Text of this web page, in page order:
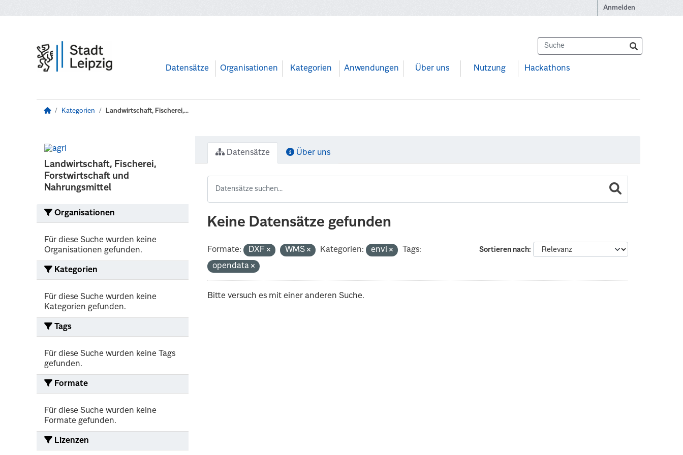
Anmelden
Datensätze Organisationen Kategorien Anwendungen Über uns Nutzung Hackathons
Kategorien Landwirtschaft, Fischerei,...
Landwirtschaft, Fischerei,
Forstwirtschaft und
Nahrungsmittel
Organisationen
Für diese Suche wurden keine
Organisationen gefunden.
Kategorien
Für diese Suche wurden keine
Kategorien gefunden.
Tags
Für diese Suche wurden keine Tags
gefunden.
Formate
Für diese Suche wurden keine
Formate gefunden.
Lizenzen
Datensätze Über uns
Keine Datensätze gefunden
Sortieren nach
Formate: DXF WMS Kategorien: envi
Tags:
opendata
Bitte versuch es mit einer anderen Suche.